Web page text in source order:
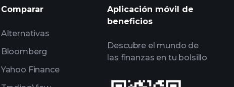
listas de seguimiento
carteras de
Comparar
Alternativas
Bloomberg
Yahoo Finance
Aplicación móvil de
beneficios
Descubre el mundo de
las finanzas en tu bolsillo